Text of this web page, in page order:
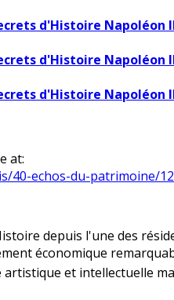
d'Histoire Napoléon
d'Histoire Napoléon
d'Histoire Napoléon
at:
40-echos-du-patrimoine/
depuis l'une des
économique
et intellectuelle